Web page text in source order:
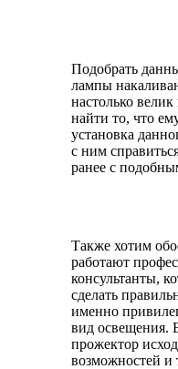
Подобрать
лампы
настолько
найти то, что
установка
с ним
ранее с
Также хотим
работают
консультанты,
сделать
именно
вид освещения.
прожектор
возможностей и